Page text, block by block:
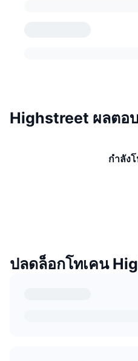
Highstreet ผลตอ
กำลัง
ปลดล็อกโทเคน